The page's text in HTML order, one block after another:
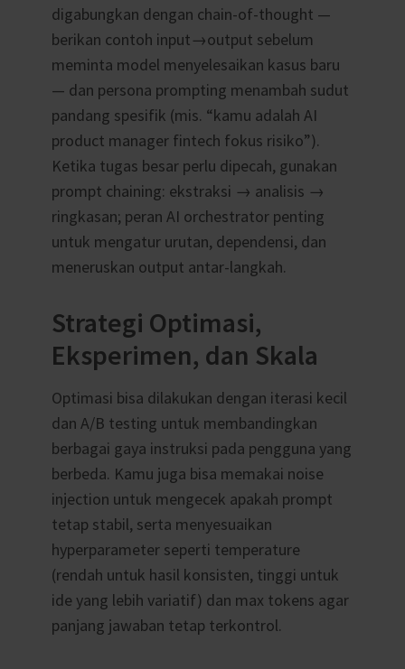
digabungkan dengan chain-of-thought —
berikan contoh input→output sebelum
meminta model menyelesaikan kasus baru
— dan persona prompting menambah sudut
pandang spesifik (mis. “kamu adalah AI
product manager fintech fokus risiko”).
Ketika tugas besar perlu dipecah, gunakan
prompt chaining: ekstraksi → analisis →
ringkasan; peran AI orchestrator penting
untuk mengatur urutan, dependensi, dan
meneruskan output antar-langkah.
Strategi Optimasi,
Eksperimen, dan Skala
Optimasi bisa dilakukan dengan iterasi kecil
dan A/B testing untuk membandingkan
berbagai gaya instruksi pada pengguna yang
berbeda. Kamu juga bisa memakai noise
injection untuk mengecek apakah prompt
tetap stabil, serta menyesuaikan
hyperparameter seperti temperature
(rendah untuk hasil konsisten, tinggi untuk
ide yang lebih variatif) dan max tokens agar
panjang jawaban tetap terkontrol.